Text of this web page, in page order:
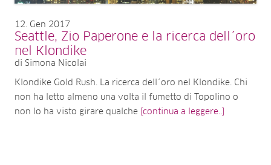
12 Gen 2017
Seattle, Zio Paperone e la ricerca dell´oro
nel Klondike
di Simona Nicolai
Klondike Gold Rush. La ricerca dell´oro nel Klondike. Chi
non ha letto almeno una volta il fumetto di Topolino o
non lo ha visto girare qualche [continua a leggere..]